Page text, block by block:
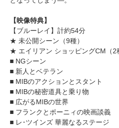
【映像特典】
【ブルーレイ】計約54分
★ 未公開シーン（9種）
★ エイリアン ショッピングCM（2
■ NGシーン
■ 新人とベテラン
■ MIBのアクションとスタント
■ MIBの秘密道具と乗り物
■ 広がるMIBの世界
■ フランクとポーニィの映画談義
■ レ･ツインズ 華麗なるステージ